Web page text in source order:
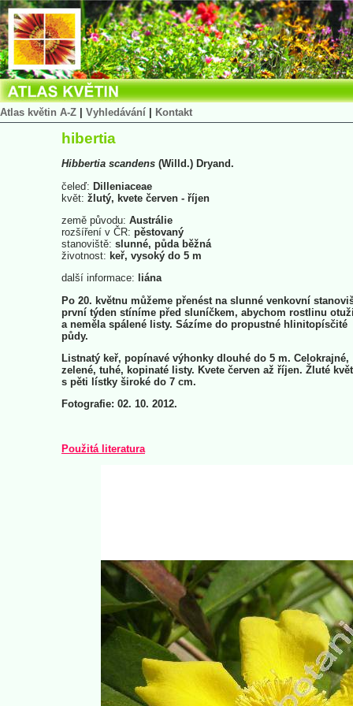
Atlas květin A-Z Vyhledávání Kontakt
hibertia
Hibbertia scandens (Willd.) Dryand.
čeleď: Dilleniaceae
květ: žlutý, kvete červen - říjen
země původu: Austrálie
rozšíření v ČR: pěstovaný
stanoviště: slunné, půda běžná
životnost: keř, vysoký do 5 m
další informace: liána
Po 20. květnu můžeme přenést na slunné venkovní
první týden stíníme před sluníčkem, abychom rostlinu
a neměla spálené listy. Sázíme do propustné hlinitopísčité
půdy.
Listnatý keř, popínavé výhonky dlouhé do 5 m. Celokrajné,
zelené, tuhé, kopinaté listy. Kvete červen až říjen. Žluté
s pěti lístky široké do 7 cm.
Fotografie: 02. 10. 2012.
Použitá literatura